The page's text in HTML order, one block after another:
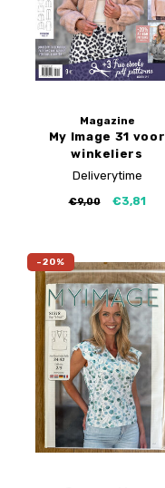
Magazine
My Image 31 voor
winkeliers
Deliverytime
€9,00 €3,81
-20%